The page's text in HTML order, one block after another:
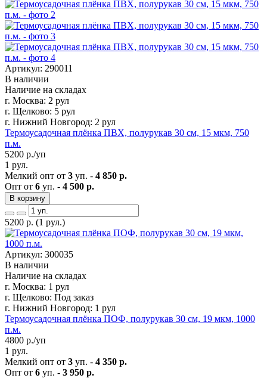
Артикул: 290011
В наличии
Наличие на складах
г. Москва: 2 рул
г. Щелково: 5 рул
г. Нижний Новгород: 2 рул
Термоусадочная плёнка ПВХ, полурукав 30 см, 15 мкм, 750
п.м.
5200 р./уп
1 рул.
Мелкий опт от 3 уп. - 4 850 р.
Опт от 6 уп. - 4 500 р.
В корзину
5200 р. (1 рул.)
Артикул: 300035
В наличии
Наличие на складах
г. Москва: 1 рул
г. Щелково: Под заказ
г. Нижний Новгород: 1 рул
Термоусадочная плёнка ПОФ, полурукав 30 см, 19 мкм, 1000
п.м.
4800 р./уп
1 рул.
Мелкий опт от 3 уп. - 4 350 р.
Опт от 6 уп. - 3 950 р.